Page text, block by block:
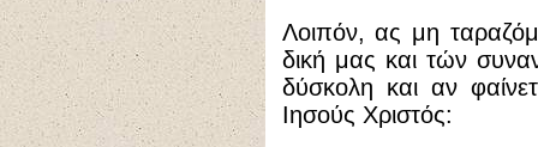
Λοιπόν, ας μη
δική μας και τών
δύσκολη και αν
Ιησούς Χριστός: